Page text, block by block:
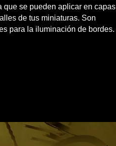
que se pueden aplicar en capas
de tus miniaturas. Son
para la iluminación de bordes.